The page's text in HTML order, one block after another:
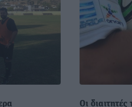
Οι